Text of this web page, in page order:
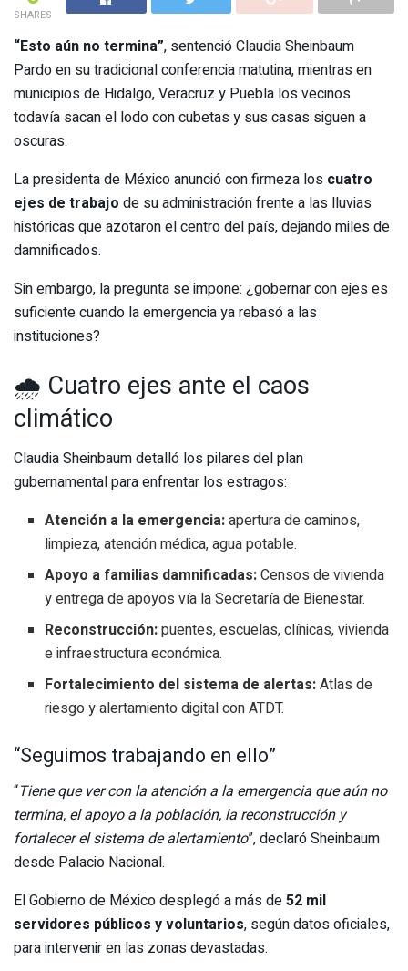
SHARES
“Esto aún no termina”, sentenció Claudia Sheinbaum
Pardo en su tradicional conferencia matutina, mientras en
municipios de Hidalgo, Veracruz y Puebla los vecinos
todavía sacan el lodo con cubetas y sus casas siguen a
oscuras.
La presidenta de México anunció con firmeza los cuatro
ejes de trabajo de su administración frente a las lluvias
históricas que azotaron el centro del país, dejando miles de
damnificados.
Sin embargo, la pregunta se impone: ¿gobernar con ejes es
suficiente cuando la emergencia ya rebasó a las
instituciones?
🌧️ Cuatro ejes ante el caos
climático
Claudia Sheinbaum detalló los pilares del plan
gubernamental para enfrentar los estragos:
Atención a la emergencia:apertura de caminos,
limpieza, atención médica, agua potable.
Apoyo a familias damnificadas:Censos de vivienda
y entrega de apoyos vía la Secretaría de Bienestar.
Reconstrucción:puentes, escuelas, clínicas, vivienda
e infraestructura económica.
Fortalecimiento del sistema de alertas:Atlas de
riesgo y alertamiento digital con ATDT.
“Seguimos trabajando en ello”
“Tiene que ver con la atención a la emergencia que aún no
termina, el apoyo a la población, la reconstrucción y
fortalecer el sistema de alertamiento”, declaró Sheinbaum
desde Palacio Nacional.
El Gobierno de México desplegó a más de52 mil
servidores públicos y voluntarios, según datos oficiales,
para intervenir en las zonas devastadas.